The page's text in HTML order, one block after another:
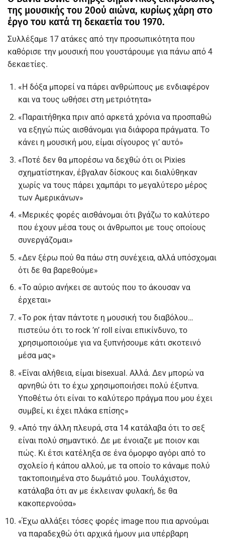
της μουσικής του 20ού αιώνα, κυρίως χάρη στο
έργο του κατά τη δεκαετία του 1970.
Συλλέξαμε 17 ατάκες από την προσωπικότητα που
καθόρισε την μουσική που γουστάρουμε για πάνω από 4
δεκαετίες.
«Η δόξα μπορεί να πάρει ανθρώπους με ενδιαφέρον
και να τους ωθήσει στη μετριότητα»
«Παραιτήθηκα πριν από αρκετά χρόνια να προσπαθώ
να εξηγώ πώς αισθάνομαι για διάφορα πράγματα. Το
κάνει η μουσική μου, είμαι σίγουρος γι’ αυτό»
«Ποτέ δεν θα μπορέσω να δεχθώ ότι οι Pixies
σχηματίστηκαν, έβγαλαν δίσκους και διαλύθηκαν
χωρίς να τους πάρει χαμπάρι το μεγαλύτερο μέρος
των Αμερικάνων»
«Μερικές φορές αισθάνομαι ότι βγάζω το καλύτερο
που έχουν μέσα τους οι άνθρωποι με τους οποίους
συνεργάζομαι»
«Δεν ξέρω πού θα πάω στη συνέχεια, αλλά υπόσχομαι
ότι δε θα βαρεθούμε»
«Το αύριο ανήκει σε αυτούς που το άκουσαν να
έρχεται»
«Το ροκ ήταν πάντοτε η μουσική του διαβόλου…
πιστεύω ότι το rock ’n’ roll είναι επικίνδυνο, το
χρησιμοποιούμε για να ξυπνήσουμε κάτι σκοτεινό
μέσα μας»
«Είναι αλήθεια, είμαι bisexual. Αλλά. Δεν μπορώ να
αρνηθώ ότι το έχω χρησιμοποιήσει πολύ έξυπνα.
Υποθέτω ότι είναι το καλύτερο πράγμα που μου έχει
συμβεί, κι έχει πλάκα επίσης»
«Από την άλλη πλευρά, στα 14 κατάλαβα ότι το σεξ
είναι πολύ σημαντικό. Δε με ένοιαζε με ποιον και
πώς. Κι έτσι κατέληξα σε ένα όμορφο αγόρι από το
σχολείο ή κάπου αλλού, με τα οποίο το κάναμε πολύ
τακτοποιημένα στο δωμάτιό μου. Τουλάχιστον,
κατάλαβα ότι αν με έκλειναν φυλακή, δε θα
κακοπερνούσα»
«Έχω αλλάξει τόσες φορές image που πια αρνούμαι
να παραδεχθώ ότι αρχικά ήμουν μια υπέρβαρη